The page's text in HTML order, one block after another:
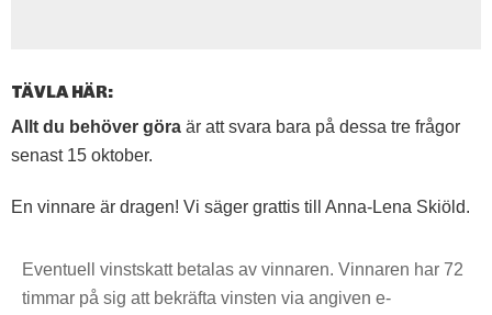
TÄVLA HÄR:
Allt du behöver göra är att svara bara på dessa tre frågor
senast 15 oktober.
En vinnare är dragen! Vi säger grattis till Anna-Lena Skiöld.
Eventuell vinstskatt betalas av vinnaren. Vinnaren har 72
timmar på sig att bekräfta vinsten via angiven e-